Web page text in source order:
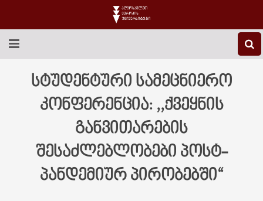
EEU-Ს ᲨᲔᲡᲐᲮᲔᲑ
ᲒᲐᲜᲐᲗᲚᲔᲑᲐ
ᲡᲐᲔᲠᲗᲐᲨᲝᲠᲘᲡᲝ
ᲑᲘᲑᲚᲘᲝᲗᲔᲙᲐ
სტუდენტური სამეცნიერო
კონფერენცია: ,,ქვეყნის
განვითარების
შესაძლებლობები პოსტ-
პანდემიურ პირობებში“